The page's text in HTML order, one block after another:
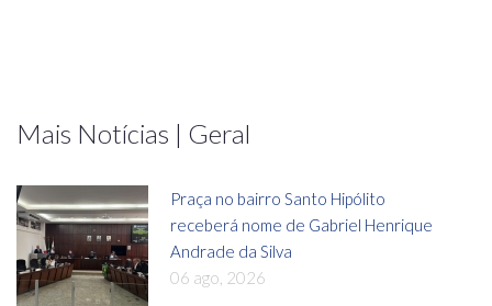
Mais Notícias | Geral
Praça no bairro Santo Hipólito
receberá nome de Gabriel Henrique
Andrade da Silva
06 ago, 2026